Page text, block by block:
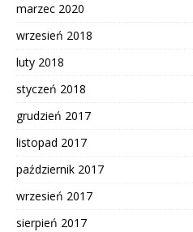
marzec 2020
wrzesień 2018
luty 2018
styczeń 2018
grudzień 2017
listopad 2017
październik 2017
wrzesień 2017
sierpień 2017